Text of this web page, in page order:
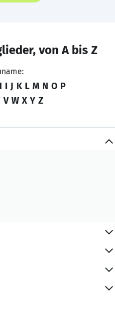
von A bis Z
I J K L M N O P
V W X Y Z